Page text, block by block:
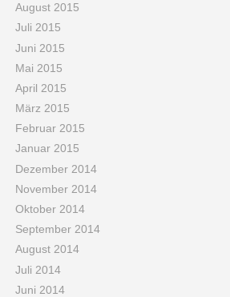
August 2015
Juli 2015
Juni 2015
Mai 2015
April 2015
März 2015
Februar 2015
Januar 2015
Dezember 2014
November 2014
Oktober 2014
September 2014
August 2014
Juli 2014
Juni 2014